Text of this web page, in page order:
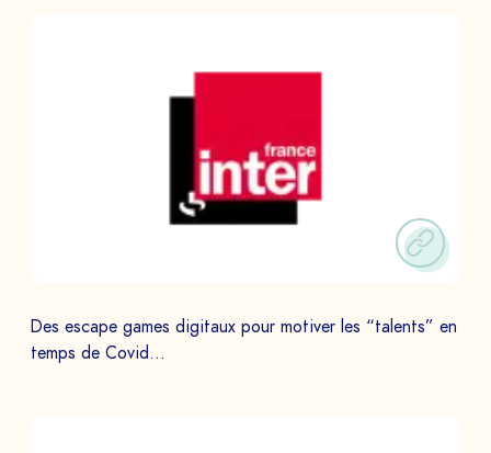
Des escape games digitaux pour motiver les “talents” en
temps de Covid…